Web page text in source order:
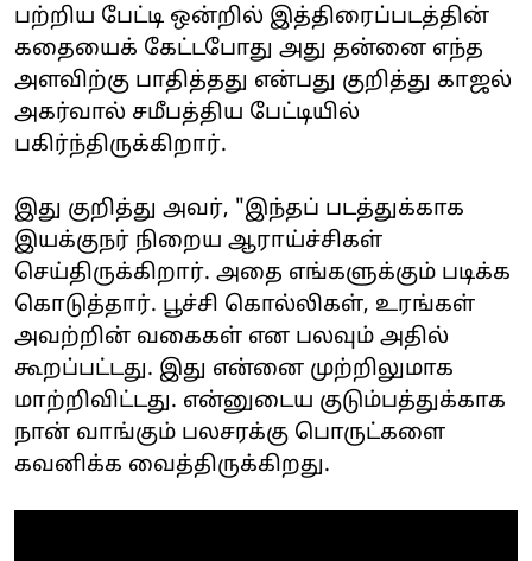
பற்றிய பேட்டி ஒன்றில் இத்திரைப்படத்தின்
கதையைக் கேட்டபோது அது தன்னை எந்த
அளவிற்கு பாதித்தது என்பது குறித்து காஜல்
அகர்வால் சமீபத்திய பேட்டியில்
பகிர்ந்திருக்கிறார்.
இது குறித்து அவர், "இந்தப் படத்துக்காக
இயக்குநர் நிறைய ஆராய்ச்சிகள்
செய்திருக்கிறார். அதை எங்களுக்கும் படிக்க
கொடுத்தார். பூச்சி கொல்லிகள், உரங்கள்
அவற்றின் வகைகள் என பலவும் அதில்
கூறப்பட்டது. இது என்னை முற்றிலுமாக
மாற்றிவிட்டது. என்னுடைய குடும்பத்துக்காக
நான் வாங்கும் பலசரக்கு பொருட்களை
கவனிக்க வைத்திருக்கிறது.